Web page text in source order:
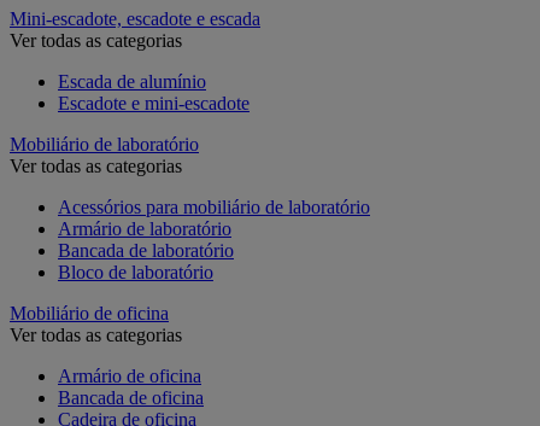
Mini-escadote, escadote e escada
Ver todas as categorias
Escada de alumínio
Escadote e mini-escadote
Mobiliário de laboratório
Ver todas as categorias
Acessórios para mobiliário de laboratório
Armário de laboratório
Bancada de laboratório
Bloco de laboratório
Mobiliário de oficina
Ver todas as categorias
Armário de oficina
Bancada de oficina
Cadeira de oficina